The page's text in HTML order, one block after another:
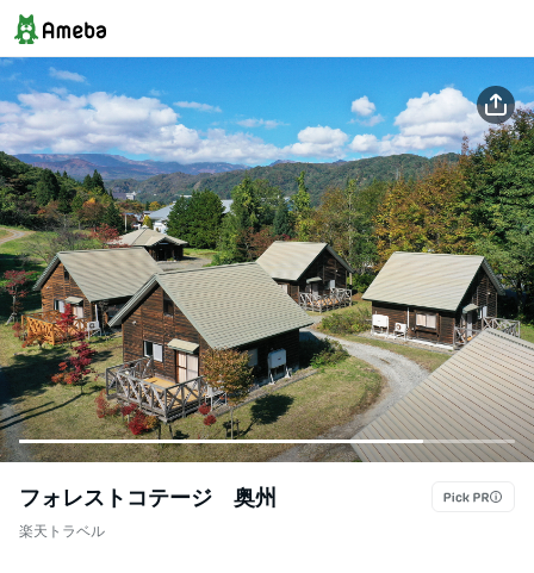
フォレストコテージ 奥州
楽天トラベル